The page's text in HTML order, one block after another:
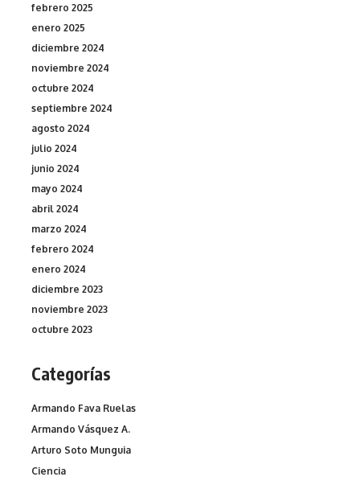
febrero 2025
enero 2025
diciembre 2024
noviembre 2024
octubre 2024
septiembre 2024
agosto 2024
julio 2024
junio 2024
mayo 2024
abril 2024
marzo 2024
febrero 2024
enero 2024
diciembre 2023
noviembre 2023
octubre 2023
Categorías
Armando Fava Ruelas
Armando Vásquez A.
Arturo Soto Munguia
Ciencia